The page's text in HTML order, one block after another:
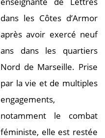
dans les Côtes d’Armor
après avoir exercé neuf
ans dans les quartiers
Nord de Marseille. Prise
par la vie et de multiples
engagements,
notamment le combat
féministe, elle est restée